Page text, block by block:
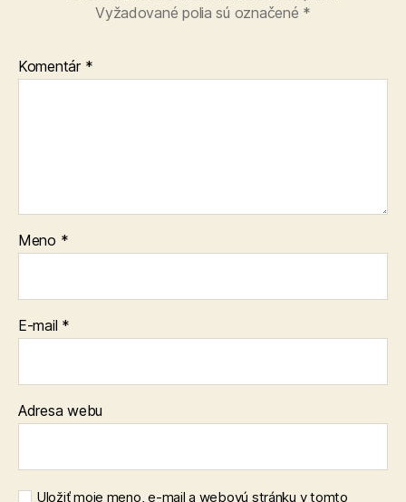
Vyžadované polia sú označené *
Komentár *
Meno *
E-mail *
Adresa webu
Uložiť moje meno, e-mail a webovú stránku v tomto